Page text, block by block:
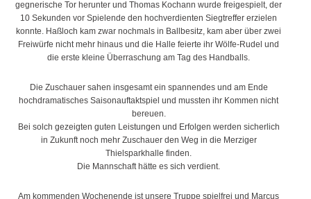
gegnerische Tor herunter und Thomas Kochann wurde freigespielt, der
10 Sekunden vor Spielende den hochverdienten Siegtreffer erzielen
konnte. Haßloch kam zwar nochmals in Ballbesitz, kam aber über zwei
Freiwürfe nicht mehr hinaus und die Halle feierte ihr Wölfe-Rudel und
die erste kleine Überraschung am Tag des Handballs.
Die Zuschauer sahen insgesamt ein spannendes und am Ende
hochdramatisches Saisonauftaktspiel und mussten ihr Kommen nicht
bereuen.
Bei solch gezeigten guten Leistungen und Erfolgen werden sicherlich
in Zukunft noch mehr Zuschauer den Weg in die Merziger
Thielsparkhalle finden.
Die Mannschaft hätte es sich verdient.
Am kommenden Wochenende ist unsere Truppe spielfrei und Marcus